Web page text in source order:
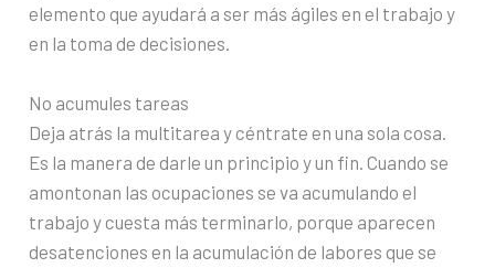
elemento que ayudará a ser más ágiles en el trabajo y
en la toma de decisiones.
No acumules tareas
Deja atrás la multitarea y céntrate en una sola cosa.
Es la manera de darle un principio y un fin. Cuando se
amontonan las ocupaciones se va acumulando el
trabajo y cuesta más terminarlo, porque aparecen
desatenciones en la acumulación de labores que se